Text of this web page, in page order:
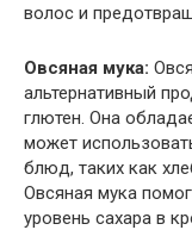
волос и
Овсяная мука:
альтернативный
глютен. Она
может
блюд, таких как
Овсяная мука
уровень сахара в